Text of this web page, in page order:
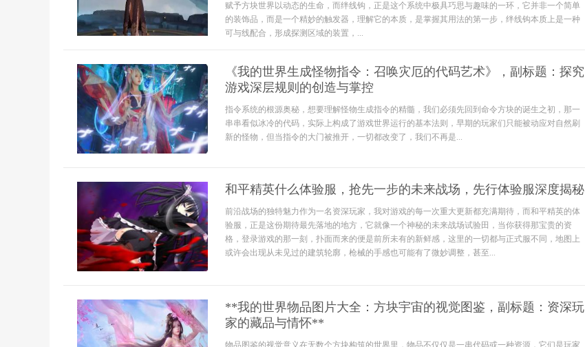
赋予方块世界以动态的生命，而绊线钩，正是这个系统中极具巧思与趣味的一环，它并非一个简单
的装饰品，而是一个精妙的触发器，理解它的本质，是掌握其用法的第一步，绊线钩本质上是一种
可与线配合，形成探测区域的装置，...
《我的世界生成怪物指令：召唤灾厄的代码艺术》，副标题：探究
游戏深层规则的创造与掌控
指令系统的根源奥秘，想要理解怪物生成指令的精髓，我们必须先回到命令方块的诞生之初，那一
串串看似冰冷的代码，实际上构成了游戏世界运行的基本法则，早期的玩家们只能被动应对自然刷
新的怪物，但当指令的大门被推开，一切都改变了，我们不再是...
和平精英什么体验服，抢先一步的未来战场，先行体验服深度揭秘
前沿战场的独特魅力作为一名资深玩家，我对游戏的每一次重大更新都充满期待，而和平精英的体
验服，正是这份期待最先落地的地方，它就像一个神秘的未来战场试验田，当你获得那宝贵的资
格，登录游戏的那一刻，扑面而来的便是前所未有的新鲜感，这里的一切都与正式服不同，地图上
或许会出现从未见过的建筑轮廓，枪械的手感也可能有了微妙调整，甚至...
**我的世界物品图片大全：方块宇宙的视觉图鉴，副标题：资深玩
家的藏品与情怀**
物品图鉴的视觉意义在无数个方块构筑的世界里，物品不仅仅是一串代码或一种资源，它们是玩家